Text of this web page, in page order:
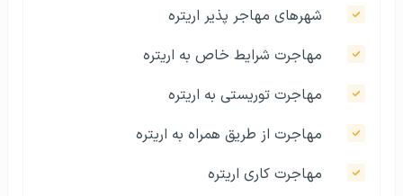
شهرهای مهاجر پذیر اریتره
مهاجرت شرایط خاص به اریتره
مهاجرت توریستی به اریتره
مهاجرت از طریق همراه به اریتره
مهاجرت کاری اریتره